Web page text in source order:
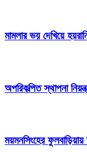
মামলার ভয় দেখিয়ে
অপরিকল্পিত স্থাপনা
ময়মনসিংহের